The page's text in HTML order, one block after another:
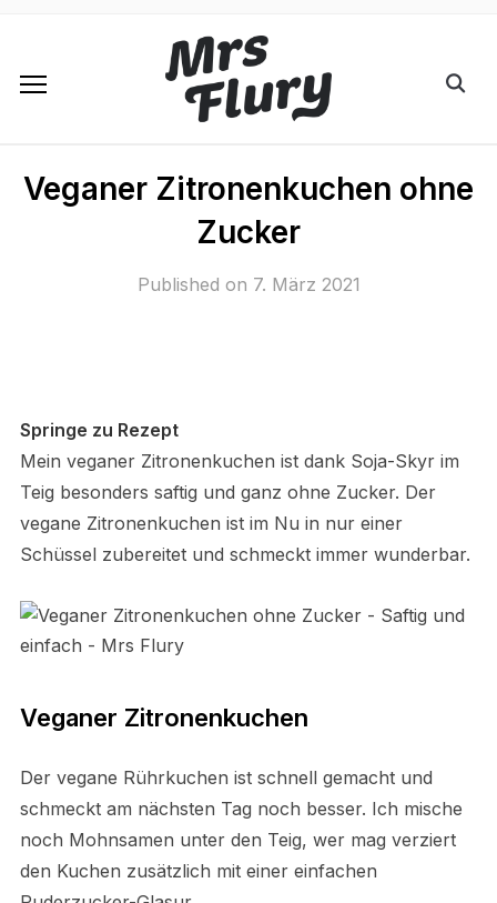
Veganer Zitronenkuchen ohne
Zucker
Published on 7. März 2021
Springe zu Rezept
Mein veganer Zitronenkuchen ist dank Soja-Skyr im
Teig besonders saftig und ganz ohne Zucker. Der
vegane Zitronenkuchen ist im Nu in nur einer
Schüssel zubereitet und schmeckt immer wunderbar.
Veganer Zitronenkuchen
Der vegane Rührkuchen ist schnell gemacht und
schmeckt am nächsten Tag noch besser. Ich mische
noch Mohnsamen unter den Teig, wer mag verziert
den Kuchen zusätzlich mit einer einfachen